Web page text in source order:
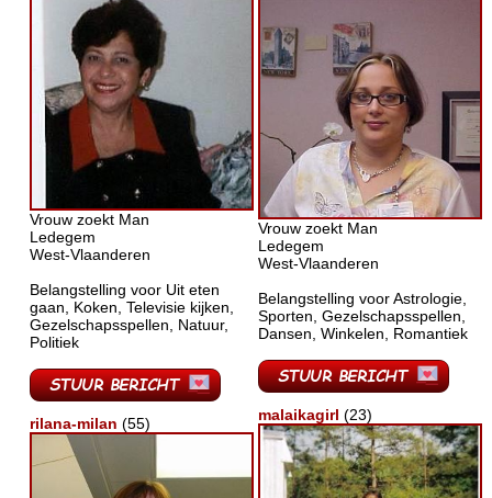
Vrouw zoekt Man
Ledegem
West-Vlaanderen
Belangstelling voor Uit eten
gaan, Koken, Televisie kijken,
Gezelschapsspellen, Natuur,
Politiek
Vrouw zoekt Man
Ledegem
West-Vlaanderen
Belangstelling voor Astrologie,
Sporten, Gezelschapsspellen,
Dansen, Winkelen, Romantiek
rilana-milan (55) malaikagirl (23)